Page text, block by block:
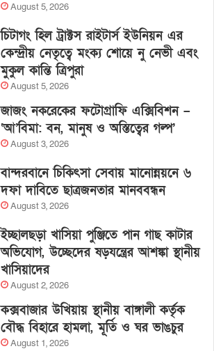
August 5, 2026
চিটাগং হিল ট্রাক্টস রাইটার্স ইউনিয়ন এর
কেন্দ্রীয় নেতৃত্বে মংক্য শোয়ে নু নেভী এবং
মুকুল কান্তি ত্রিপুরা
August 5, 2026
জাজং নকরেকের ফটোগ্রাফি এক্সিবিশন –
‘আ’বিমা: বন, মানুষ ও অস্তিত্বের গল্প’
August 3, 2026
বান্দরবানে চিকিৎসা সেবায় মানোন্নয়নে ৬
দফা দাবিতে ছাত্রজনতার মানববন্ধন
August 3, 2026
ইচ্ছালছড়া খাসিয়া পুঞ্জিতে পান গাছ কাটার
অভিযোগ, উচ্ছেদের ষড়যন্ত্রের আশঙ্কা স্থানীয়
খাসিয়াদের
August 2, 2026
কক্সবাজার উখিয়ায় স্থানীয় বাঙ্গালী কর্তৃক
বৌদ্ধ বিহারে হামলা, মূর্তি ও ঘর ভাঙচুর
August 1, 2026